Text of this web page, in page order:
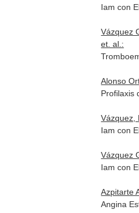
Iam con
Vázquez
et. al.:
Alonso
Profilaxis
Vázquez,
Iam con
Vázquez
Iam con
Azpitarte
Angina